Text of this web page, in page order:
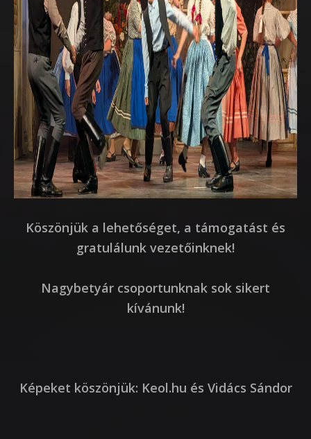
Köszönjük a lehetőséget, a támogatást és
gratulálunk vezetőinknek!
Nagybetyár csoportunknak sok sikert
kívánunk!
Képeket köszönjük: Keol.hu és Vidács Sándor